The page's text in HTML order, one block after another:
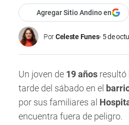
Agregar Sitio Andino en
PorCeleste Funes 5 de
Un joven de 19 años resultó
tarde del sábado en el
por sus familiares al
encuentra fuera de peligro.